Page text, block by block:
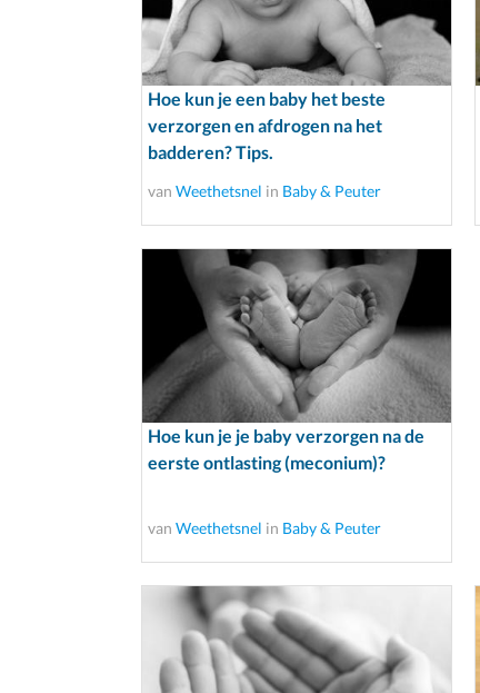
Hoe kun je een baby het beste
verzorgen en afdrogen na het
badderen? Tips.
van Weethetsnel in Baby & Peuter
Hoe kun je je baby verzorgen na de
eerste ontlasting (meconium)?
van Weethetsnel in Baby & Peuter